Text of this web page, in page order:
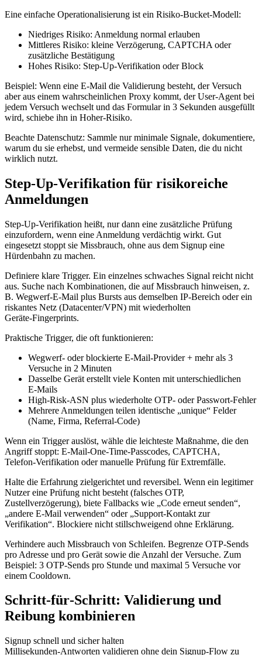
Eine einfache Operationalisierung ist ein Risiko‑Bucket‑Modell:
Niedriges Risiko: Anmeldung normal erlauben
Mittleres Risiko: kleine Verzögerung, CAPTCHA oder
zusätzliche Bestätigung
Hohes Risiko: Step‑Up‑Verifikation oder Block
Beispiel: Wenn eine E‑Mail die Validierung besteht, der Versuch
aber aus einem wahrscheinlichen Proxy kommt, der User‑Agent bei
jedem Versuch wechselt und das Formular in 3 Sekunden ausgefüllt
wird, schiebe ihn in Hoher‑Risiko.
Beachte Datenschutz: Sammle nur minimale Signale, dokumentiere,
warum du sie erhebst, und vermeide sensible Daten, die du nicht
wirklich nutzt.
Step‑Up‑Verifikation für risikoreiche
Anmeldungen
Step‑Up‑Verifikation heißt, nur dann eine zusätzliche Prüfung
einzufordern, wenn eine Anmeldung verdächtig wirkt. Gut
eingesetzt stoppt sie Missbrauch, ohne aus dem Signup eine
Hürdenbahn zu machen.
Definiere klare Trigger. Ein einzelnes schwaches Signal reicht nicht
aus. Suche nach Kombinationen, die auf Missbrauch hinweisen, z.
B. Wegwerf‑E‑Mail plus Bursts aus demselben IP‑Bereich oder ein
riskantes Netz (Datacenter/VPN) mit wiederholten
Geräte‑Fingerprints.
Praktische Trigger, die oft funktionieren:
Wegwerf‑ oder blockierte E‑Mail‑Provider + mehr als 3
Versuche in 2 Minuten
Dasselbe Gerät erstellt viele Konten mit unterschiedlichen
E‑Mails
High‑Risk‑ASN plus wiederholte OTP‑ oder Passwort‑Fehler
Mehrere Anmeldungen teilen identische „unique“ Felder
(Name, Firma, Referral‑Code)
Wenn ein Trigger auslöst, wähle die leichteste Maßnahme, die den
Angriff stoppt: E‑Mail‑One‑Time‑Passcodes, CAPTCHA,
Telefon‑Verifikation oder manuelle Prüfung für Extremfälle.
Halte die Erfahrung zielgerichtet und reversibel. Wenn ein legitimer
Nutzer eine Prüfung nicht besteht (falsches OTP,
Zustellverzögerung), biete Fallbacks wie „Code erneut senden“,
„andere E‑Mail verwenden“ oder „Support‑Kontakt zur
Verifikation“. Blockiere nicht stillschweigend ohne Erklärung.
Verhindere auch Missbrauch von Schleifen. Begrenze OTP‑Sends
pro Adresse und pro Gerät sowie die Anzahl der Versuche. Zum
Beispiel: 3 OTP‑Sends pro Stunde und maximal 5 Versuche vor
einem Cooldown.
Schritt‑für‑Schritt: Validierung und
Reibung kombinieren
Signup schnell und sicher halten
Millisekunden‑Antworten validieren ohne dein Signup‑Flow zu